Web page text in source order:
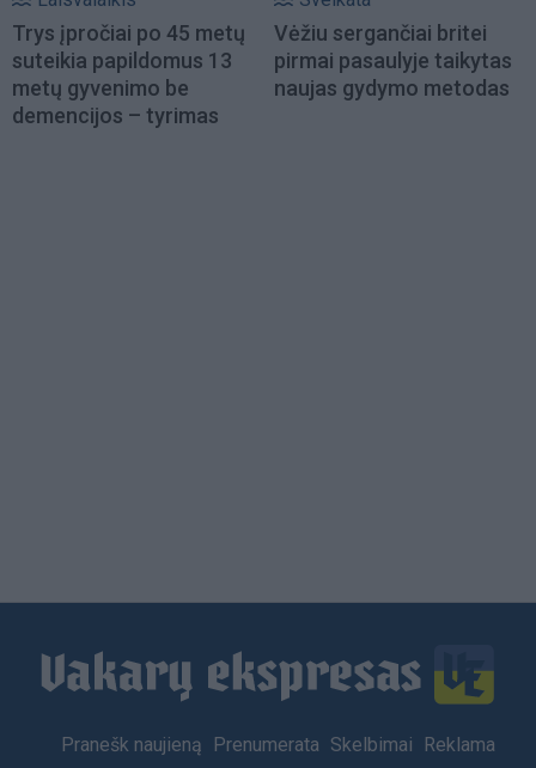
Trys įpročiai po 45 metų
suteikia papildomus 13
metų gyvenimo be
demencijos – tyrimas
Vėžiu sergančiai britei
pirmai pasaulyje taikytas
naujas gydymo metodas
Footer
Pranešk naujieną Prenumerata Skelbimai
Reklama